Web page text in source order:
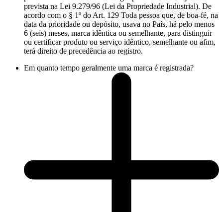
prevista na Lei 9.279/96 (Lei da Propriedade Industrial). De
acordo com o § 1º do Art. 129 Toda pessoa que, de boa-fé, na
data da prioridade ou depósito, usava no País, há pelo menos
6 (seis) meses, marca idêntica ou semelhante, para distinguir
ou certificar produto ou serviço idêntico, semelhante ou afim,
terá direito de precedência ao registro.
Em quanto tempo geralmente uma marca é registrada?